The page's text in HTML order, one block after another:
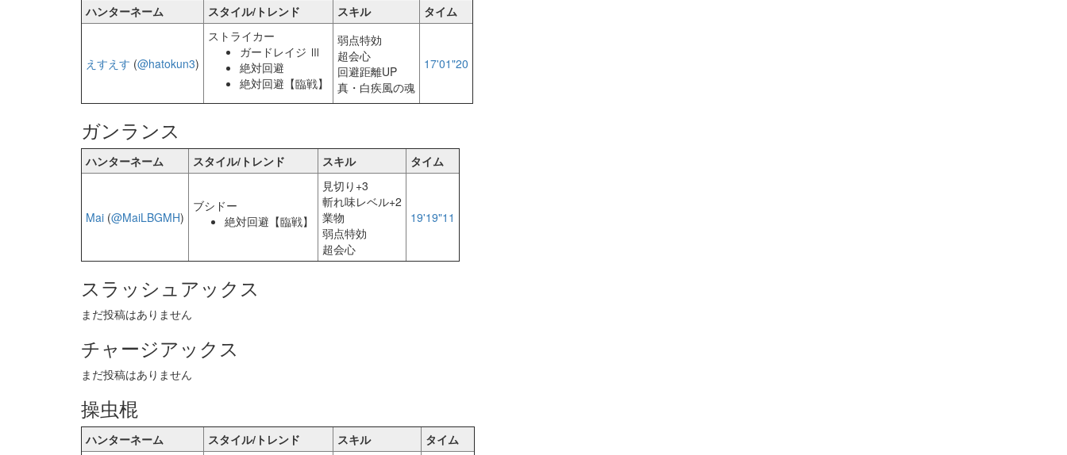
ハンターネーム スタイル/トレンド スキル タイム
えすえす (@hatokun3)
ストライカー
ガードレイジ Ⅲ
絶対回避
絶対回避【臨戦】
弱点特効
超会心
回避距離UP
真・白疾風の魂
17'01"20
ガンランス
ハンターネーム スタイル/トレンド スキル タイム
Mai (@MaiLBGMH)
ブシドー
絶対回避【臨戦】
見切り+3
斬れ味レベル+2
業物
弱点特効
超会心
19'19"11
スラッシュアックス
まだ投稿はありません
チャージアックス
まだ投稿はありません
操虫棍
ハンターネーム スタイル/トレンド スキル タイム